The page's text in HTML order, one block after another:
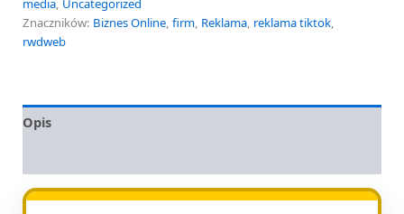
media, Uncategorized
Znaczników: Biznes Online, firm, Reklama, reklama tiktok,
rwdweb
Opis